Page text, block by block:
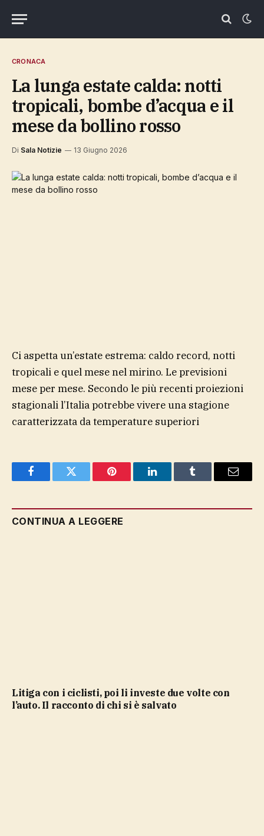
CRONACA
La lunga estate calda: notti
tropicali, bombe d’acqua e il
mese da bollino rosso
Di Sala Notizie 13 Giugno 2026
Ci aspetta un’estate estrema: caldo record, notti
tropicali e quel mese nel mirino. Le previsioni
mese per mese. Secondo le più recenti proiezioni
stagionali l’Italia potrebbe vivere una stagione
caratterizzata da temperature superiori
FacebookTwitter Pinterest LinkedInTumblr Email
CONTINUA A LEGGERE
Litiga con i ciclisti, poi li investe due volte con
l’auto. Il racconto di chi si è salvato